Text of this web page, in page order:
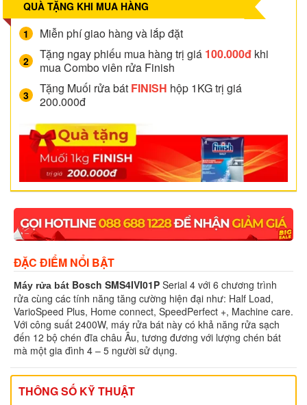
QUÀ TẶNG KHI MUA HÀNG
Miễn phí giao hàng và lắp đặt
Tặng ngay phiếu mua hàng trị giá 100.000đ khi
mua Combo viên rửa Finish
Tặng Muối rửa bát FINISH hộp 1KG trị giá
200.000đ
ĐẶC ĐIỂM NỔI BẬT
Máy rửa bát Bosch SMS4IVI01P Serial 4 với 6 chương trình
rửa cùng các tính năng tăng cường hiện đại như: Half Load,
VarioSpeed Plus, Home connect, SpeedPerfect +, Machine care.
Với công suất 2400W, máy rửa bát này có khả năng rửa sạch
đến 12 bộ chén đĩa châu Âu, tương đương với lượng chén bát
mà một gia đình 4 – 5 người sử dụng.
THÔNG SỐ KỸ THUẬT